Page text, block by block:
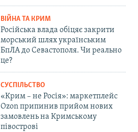
ВІЙНА ТА КРИМ
Російська влада обіцяє закрити
морський шлях українським
БпЛА до Севастополя. Чи реально
це?
СУСПІЛЬСТВО
«Крим – не Росія»: маркетплейс
Ozon припинив прийом нових
замовлень на Кримському
півострові